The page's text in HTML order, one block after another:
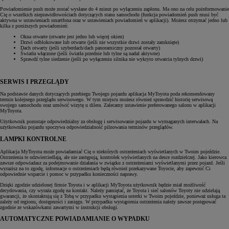
Powiadomienie push może zostać wysłane do 4 minut po wyłączeniu zapłonu. Ma ono na celu poinformowanie
Cię o wszelkich nieprawidłowościach dotyczących stanu samochodu (funkcja powiadomień push musi być
aktywna w ustawieniach smartfona oraz w ustawieniach powiadomień w aplikacji). Możesz otrzymać jedno lub
kilka z poniższych powiadomień:
Okna otwarte (otwarte jest jedno lub więcej okien)
Drzwi odblokowane lub otwarte (jeśli nie wszystkie drzwi zostały zamknięte)
Dach otwarty (jeśli szyberdach/dach panoramiczny pozostał otwarty)
Światła włączone (jeśli światła przednie lub tylne są nadal aktywne)
Sprawdź tylne siedzenie (jeśli po wyłączeniu silnika nie wykryto otwarcia tylnych drzwi)
SERWIS I PRZEGLĄDY
Na podstawie danych dotyczących przebiegu Twojego pojazdu aplikacja MyToyota poda rekomendowany
termin kolejnego przeglądu serwisowego. W tym miejscu możesz również sprawdzić historię serwisową
swojego samochodu oraz umówić wizytę u dilera. Zalecamy ustawienie preferowanego salonu w aplikacji
MyToyota.
Użytkownik pozostaje odpowiedzialny za obsługę i serwisowanie pojazdu w wymaganych interwałach. Na
użytkowniku pojazdu spoczywa odpowiedzialność pilnowania terminów przeglądów.
LAMPKI KONTROLNE
Aplikacja MyToyota może powiadamiać Cię o niektórych ostrzeżeniach wyświetlanych w Twoim pojeździe.
Ostrzeżenia te odzwierciedlają, ale nie zastępują, kontrolek wyświetlanych na desce rozdzielczej. Jako kierowca
zawsze odpowiadasz za podejmowanie działania w związku z ostrzeżeniami wyświetlanymi przez pojazd. Jeśli
wyrazisz na to zgodę, informacje o ostrzeżeniach będą również przekazywane Toyocie, aby zapewnić Ci
odpowiednie wsparcie i pomoc w przypadku konieczności naprawy.
Dzięki zgodzie udzielonej firmie Toyota i w aplikacji MyToyota użytkownik będzie miał możliwość
decydowania, czy wyraża zgodę na kontakt. Należy pamiętać, że Toyota i sieć salonów Toyoty nie udzielają
gwarancji, że skontaktują się z Tobą w przypadku wystąpienia usterki w Twoim pojeździe, ponieważ usługa ta
zależy od regionu, dostępności i zasięgu. W przypadku wystąpienia ostrzeżenia należy zawsze postępować
zgodnie ze wskazówkami zawartymi w instrukcji obsługi.
AUTOMATYCZNE POWIADAMIANIE O WYPADKU